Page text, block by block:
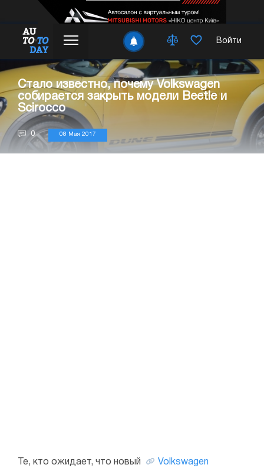
Войти
Стало известно, почему Volkswagen
собирается закрыть модели Beetle и
Scirocco
0 08 Мая 2017
Те, кто ожидает, что новый Volkswagen